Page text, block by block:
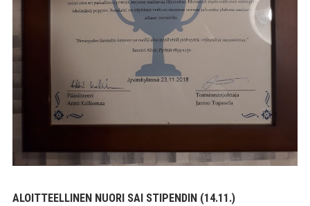
ALOITTEELLINEN NUORI SAI STIPENDIN (14.11.)